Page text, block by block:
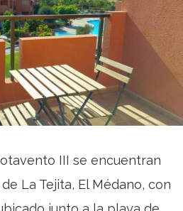
III se encuentran
La Tejita, El Médano, con